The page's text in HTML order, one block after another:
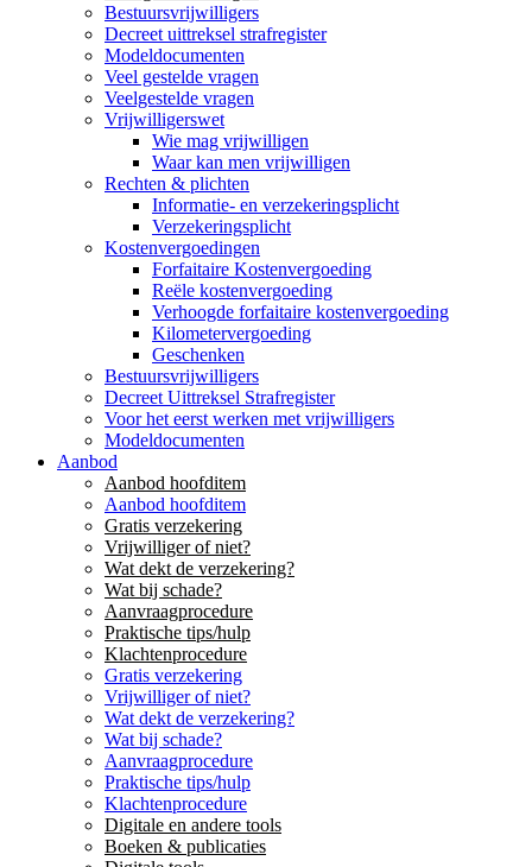
Bestuursvrijwilligers
Decreet uittreksel strafregister
Modeldocumenten
Veel gestelde vragen
Veelgestelde vragen
Vrijwilligerswet
Wie mag vrijwilligen
Waar kan men vrijwilligen
Rechten & plichten
Informatie- en verzekeringsplicht
Verzekeringsplicht
Kostenvergoedingen
Forfaitaire Kostenvergoeding
Reële kostenvergoeding
Verhoogde forfaitaire kostenvergoeding
Kilometervergoeding
Geschenken
Bestuursvrijwilligers
Decreet Uittreksel Strafregister
Voor het eerst werken met vrijwilligers
Modeldocumenten
Aanbod
Aanbod hoofditem
Aanbod hoofditem
Gratis verzekering
Vrijwilliger of niet?
Wat dekt de verzekering?
Wat bij schade?
Aanvraagprocedure
Praktische tips/hulp
Klachtenprocedure
Gratis verzekering
Vrijwilliger of niet?
Wat dekt de verzekering?
Wat bij schade?
Aanvraagprocedure
Praktische tips/hulp
Klachtenprocedure
Digitale en andere tools
Boeken & publicaties